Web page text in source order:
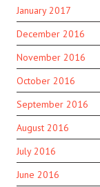
January 2017
December 2016
November 2016
October 2016
September 2016
August 2016
July 2016
June 2016